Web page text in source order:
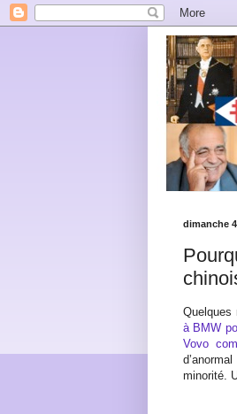
dimanche
Quelques
à BMW
Vovo
minorité.